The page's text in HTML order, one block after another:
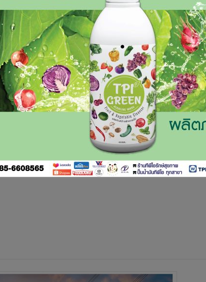
งใหญ่ เดินหน้าสร้างกำไรปี 63 ต่อยอดความเป็นผู้นำโครงสร้าง
สาเทเลคอมในต่างประเทศ เพิ่มพอร์ตรายได้และสร้างกำไรอย่าง
วิทยา จำกัด (มหาชน) หรือ UWC เปิดเผยว่า ผลการดำเนินงาน
มขึ้นถึง 149% เมื่อเทียบกับงวดเดียวกันของปีก่อนที่ขาดทุนขั้น
เสื่อม (EBITDA) 13.48 ล้านบาท เพิ่มขึ้น 136% เมื่อเทียบกับ